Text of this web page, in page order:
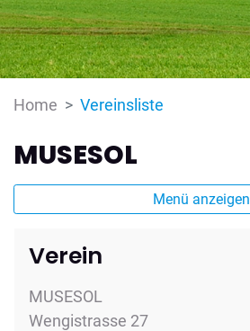
Home Vereinsliste
MUSESOL
Menü anzeigen
Verein
MUSESOL
Wengistrasse 27